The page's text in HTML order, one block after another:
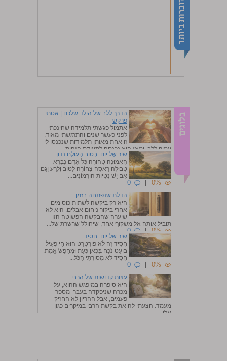
הדרך ללב של הילד שלכם | אסתי
פרקש
אתמול פגשתי תלמידה שחינכתי
לפני כעשר שנים והתרגשתי מאוד.
זו אחת מאותן תלמידות שנכנסו לי
עמוק ללב, ומאז היא נכנסה לתעודת הזהות...
|
0 שִׁיר שֶׁל יוֹם: בְּטוֹב הָעוֹלָם נִדּוֹן
הָאֱמוּנָה טְהוֹרָה כָּל אָדָם נִבְרָא
טְבוּלָה רַאסֶה צְחוֹרָה לַטּוֹב וְלָרַע וְגַם
אִם יֵשׁ נְטִיּוֹת הוֹרְמוֹנִים...
0%
|
0
הדלת שנפתחה בזמן
היא רק ביקשה לשתות כוס מים
אחרי ביקור ניחום אבלים. היא לא
שיערה שהבקשה הפשוטה הזו
תוביל אותה אל משקוף אחד, שיחולל שרשרת של...
0%
|
0
שיר של יום: חסיד
חָסִיד זֶה לֹא פּוֹרְטְרֵט הוּא חַי פָּעִיל
בּוֹעֵט נֹכַח בְּכָאן כָּעֵת וּמְחַפֵּשׂ אֱמֶת.
חָסִיד לֹא מָסוֹרָתִי הַכֹּל...
0%
|
0
עצות קדושות של הרבי
היא סיפרה במיפגש ההוא, על
מכרה שניפקדה בעבר מספר
פעמים, אבל ההריון לא החזיק
מעמד. הצעתי לה את בקשת הרבי במיקרים כגון
אלו, ...